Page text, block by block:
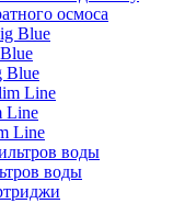
осмоса
Blue
Line
Line
воды